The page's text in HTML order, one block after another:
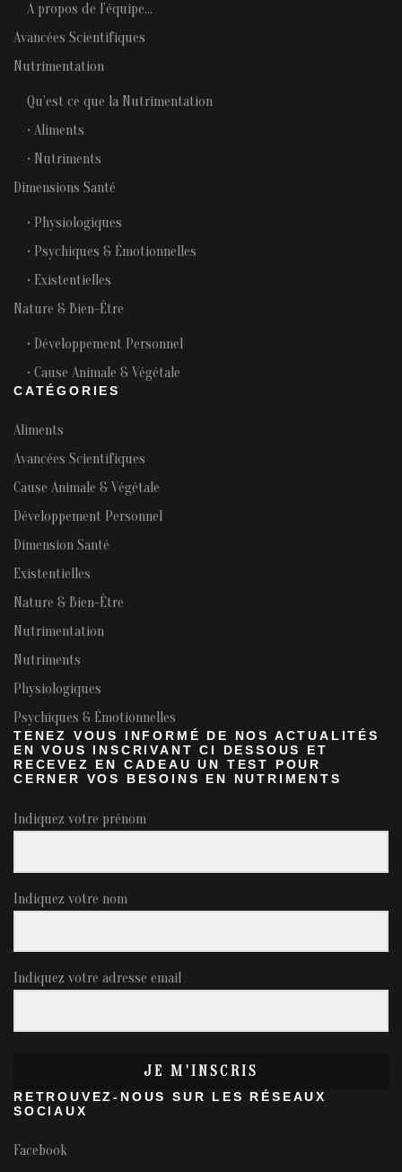
A propos de l’équipe…
Avancées Scientifiques
Nutrimentation
Qu’est ce que la Nutrimentation
• Aliments
• Nutriments
Dimensions Santé
• Physiologiques
• Psychiques & Émotionnelles
• Existentielles
Nature & Bien-Être
• Développement Personnel
• Cause Animale & Végétale
CATÉGORIES
Aliments
Avancées Scientifiques
Cause Animale & Végétale
Développement Personnel
Dimension Santé
Existentielles
Nature & Bien-Être
Nutrimentation
Nutriments
Physiologiques
Psychiques & Émotionnelles
TENEZ VOUS INFORMÉ DE NOS ACTUALITÉS
EN VOUS INSCRIVANT CI DESSOUS ET
RECEVEZ EN CADEAU UN TEST POUR
CERNER VOS BESOINS EN NUTRIMENTS
Indiquez votre prénom
Indiquez votre nom
Indiquez votre adresse email
JE M'INSCRIS
RETROUVEZ-NOUS SUR LES RÉSEAUX
SOCIAUX
Facebook